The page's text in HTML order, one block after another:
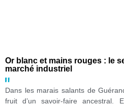
Or blanc et mains rouges : le
marché industriel
Dans les marais salants de
fruit d’un savoir-faire ancestral.